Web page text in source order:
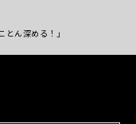
ん深める！」